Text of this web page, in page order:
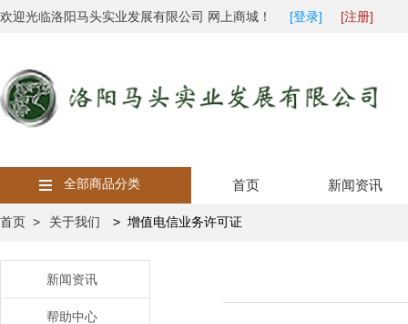
欢迎光临洛阳马头实业发展有限公司 网上商城！ [登录] [注册]
全部商品分类 首页 新闻资讯
首页 > 关于我们 > 增值电信业务许可证
新闻资讯
帮助中心